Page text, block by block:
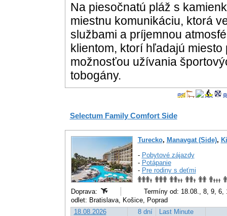
Na piesočnatú pláž s
miestnu komunikáciu, ktorá
službami a príjemnou
klientom, ktorí hľadajú
možnosťou užívania
tobogány.
Selectum Family Comfort Side
Turecko, Manavgat (Side),
- Pobytové zájazdy
- Potápanie
- Pre rodiny s deťmi
Doprava:
Termíny od: 18.08., 8, 9, 6,
odlet: Bratislava, Košice, Poprad
18.08.2026
8 dní
Last Minute